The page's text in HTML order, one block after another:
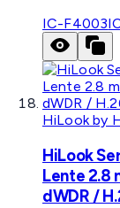
IC-F4003
HiLook by
HiLook
Lente 2.8
dWDR /